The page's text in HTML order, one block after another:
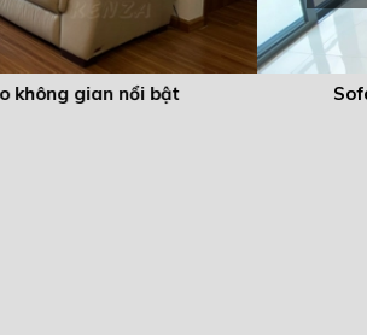
sáng cho không gian nổi bật